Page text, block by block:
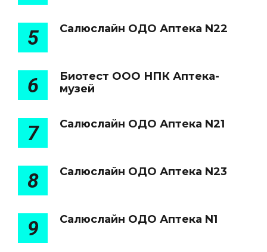
5 Салюслайн ОДО Аптека N22
6
Биотест ООО НПК Аптека-
музей
7 Салюслайн ОДО Аптека N21
8 Салюслайн ОДО Аптека N23
9 Салюслайн ОДО Аптека N1